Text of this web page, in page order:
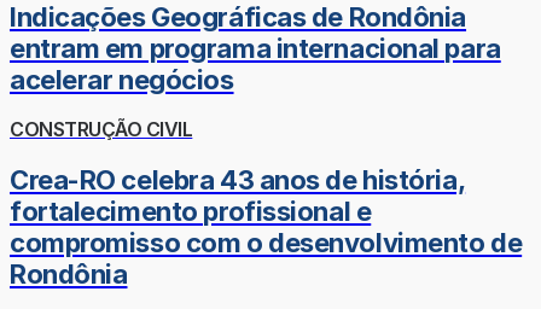
Indicações Geográficas de Rondônia
entram em programa internacional para
acelerar negócios
CONSTRUÇÃO CIVIL
Crea-RO celebra 43 anos de história,
fortalecimento profissional e
compromisso com o desenvolvimento de
Rondônia